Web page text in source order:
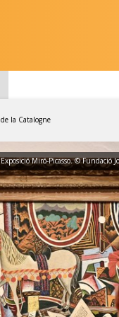
Exposició Miró-Picasso. © Fundació